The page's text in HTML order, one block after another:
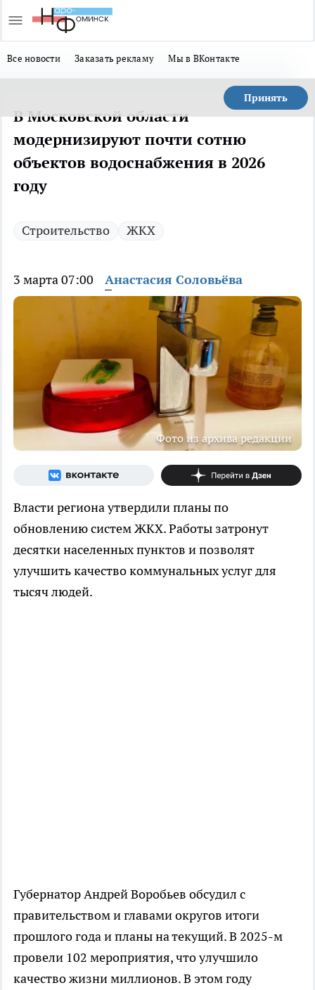
Все новости Заказать рекламу Мы в ВКонтакте
Принять
В Московской области
модернизируют почти сотню
объектов водоснабжения в 2026
году
Строительство ЖКХ
3 марта 07:00 Анастасия Соловьёва
Фото из архива редакции
Власти региона утвердили планы по
обновлению систем ЖКХ. Работы затронут
десятки населенных пунктов и позволят
улучшить качество коммунальных услуг для
тысяч людей.
Губернатор Андрей Воробьев обсудил с
правительством и главами округов итоги
прошлого года и планы на текущий. В 2025-м
провели 102 мероприятия, что улучшило
качество жизни миллионов. В этом году